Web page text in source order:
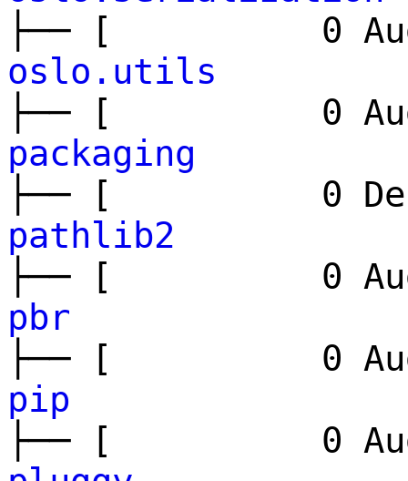
├── [ 0
oslo.utils
├── [ 0
packaging
├── [ 0
pathlib2
├── [ 0
pbr
├── [ 0
pip
├── [ 0